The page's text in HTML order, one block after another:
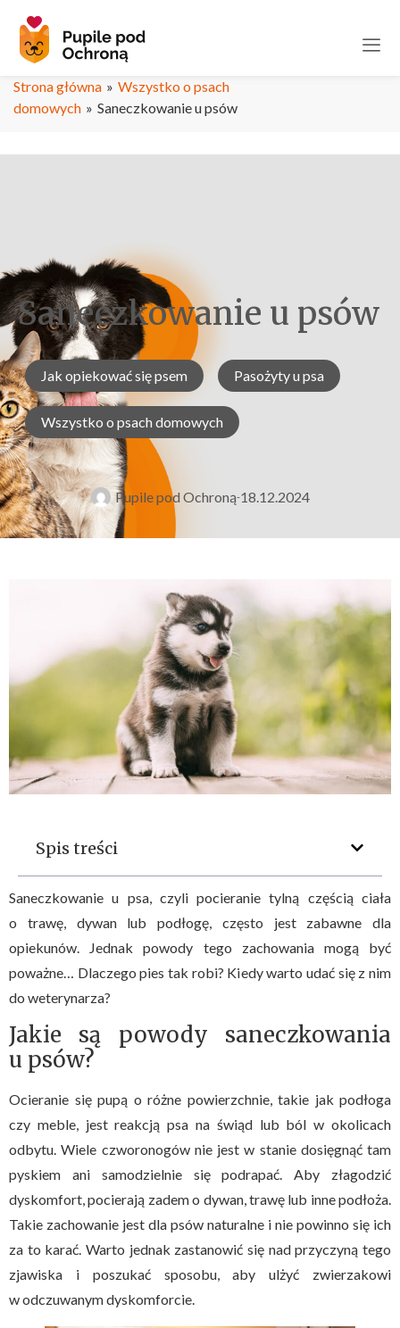
Strona główna » Wszystko o psach
domowych » Saneczkowanie u psów
Saneczkowanie u psów
Jak opiekować się psem Pasożyty u psa
Wszystko o psach domowych
Pupile pod Ochroną 18.12.2024
Spis treści
Saneczkowanie u psa, czyli pocieranie tylną częścią ciała
o trawę, dywan lub podłogę, często jest zabawne dla
opiekunów. Jednak powody tego zachowania mogą być
poważne… Dlaczego pies tak robi? Kiedy warto udać się z nim
do weterynarza?
Jakie są powody saneczkowania
u psów?
Ocieranie się pupą o różne powierzchnie, takie jak podłoga
czy meble, jest reakcją psa na świąd lub ból w okolicach
odbytu. Wiele czworonogów nie jest w stanie dosięgnąć tam
pyskiem ani samodzielnie się podrapać. Aby złagodzić
dyskomfort, pocierają zadem o dywan, trawę lub inne podłoża.
Takie zachowanie jest dla psów naturalne i nie powinno się ich
za to karać. Warto jednak zastanowić się nad przyczyną tego
zjawiska i poszukać sposobu, aby ulżyć zwierzakowi
w odczuwanym dyskomforcie.